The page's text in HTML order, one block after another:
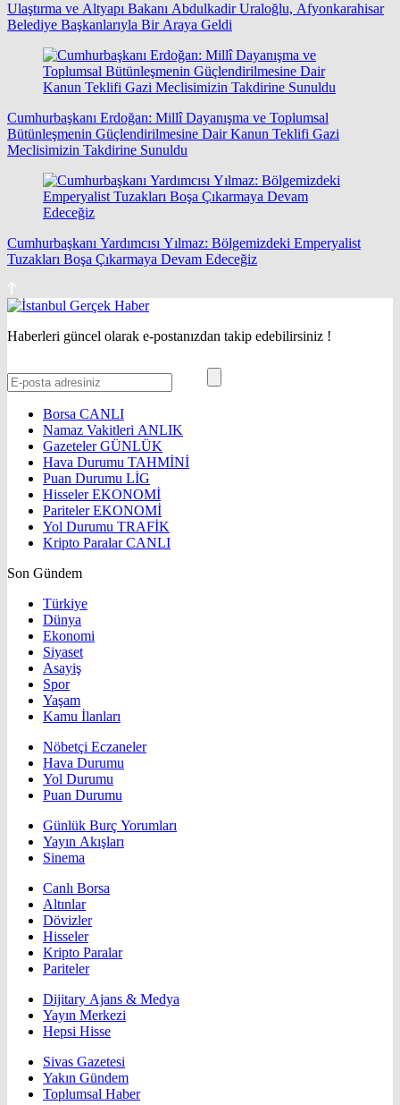
Ulaştırma ve Altyapı Bakanı Abdulkadir Uraloğlu, Afyonkarahisar
Belediye Başkanlarıyla Bir Araya Geldi
Cumhurbaşkanı Erdoğan: Millî Dayanışma ve Toplumsal
Bütünleşmenin Güçlendirilmesine Dair Kanun Teklifi Gazi
Meclisimizin Takdirine Sunuldu
Cumhurbaşkanı Yardımcısı Yılmaz: Bölgemizdeki Emperyalist
Tuzakları Boşa Çıkarmaya Devam Edeceğiz
Haberleri güncel olarak e-postanızdan takip edebilirsiniz !
Borsa CANLI
Namaz Vakitleri ANLIK
GazetelerGÜNLÜK
Hava Durumu TAHMİNİ
Puan Durumu LİG
HisselerEKONOMİ
ParitelerEKONOMİ
Yol Durumu TRAFİK
Kripto ParalarCANLI
Son Gündem
Türkiye
Dünya
Ekonomi
Siyaset
Asayiş
Spor
Yaşam
Kamu İlanları
Nöbetçi Eczaneler
Hava Durumu
Yol Durumu
Puan Durumu
Günlük Burç Yorumları
Yayın Akışları
Sinema
Canlı Borsa
Altınlar
Dövizler
Hisseler
Kripto Paralar
Pariteler
Dijitary Ajans & Medya
Yayın Merkezi
Hepsi Hisse
Sivas Gazetesi
Yakın Gündem
Toplumsal Haber